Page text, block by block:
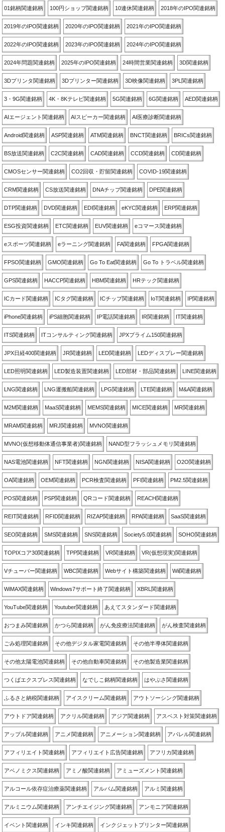
01銘柄関連銘柄 100円ショップ関連銘柄 10連休関連銘柄 2018年のIPO関連銘柄
2019年のIPO関連銘柄 2020年のIPO関連銘柄 2021年のIPO関連銘柄
2022年のIPO関連銘柄 2023年のIPO関連銘柄 2024年のIPO関連銘柄
2024年問題関連銘柄 2025年のIPO関連銘柄 24時間営業関連銘柄 3D関連銘柄
3Dプリンタ関連銘柄 3Dプリンター関連銘柄 3D映像関連銘柄 3PL関連銘柄
3・9G関連銘柄 4K・8Kテレビ関連銘柄 5G関連銘柄 6G関連銘柄 AED関連銘柄
AIエージェント関連銘柄 AIスピーカー関連銘柄 AI医療診断関連銘柄
Android関連銘柄 ASP関連銘柄 ATM関連銘柄 BNCT関連銘柄 BRICs関連銘柄
BS放送関連銘柄 C2C関連銘柄 CAD関連銘柄 CCD関連銘柄 CD関連銘柄
CMOSセンサー関連銘柄 CO2回収・貯留関連銘柄 COVID-19関連銘柄
CRM関連銘柄 CS放送関連銘柄 DNAチップ関連銘柄 DPE関連銘柄
DTP関連銘柄 DVD関連銘柄 EDI関連銘柄 eKYC関連銘柄 ERP関連銘柄
ESG投資関連銘柄 ETC関連銘柄 EUV関連銘柄 eコマース関連銘柄
eスポーツ関連銘柄 eラーニング関連銘柄 FA関連銘柄 FPGA関連銘柄
FPSO関連銘柄 GMO関連銘柄 Go To Eat関連銘柄 Go To トラベル関連銘柄
GPS関連銘柄 HACCP関連銘柄 HBM関連銘柄 HRテック関連銘柄
ICカード関連銘柄 ICタグ関連銘柄 ICチップ関連銘柄 IoT関連銘柄 IP関連銘柄
iPhone関連銘柄 iPS細胞関連銘柄 IP電話関連銘柄 IR関連銘柄 IT関連銘柄
ITS関連銘柄 ITコンサルティング関連銘柄 JPXプライム150関連銘柄
JPX日経400関連銘柄 JR関連銘柄 LED関連銘柄 LEDディスプレー関連銘柄
LED照明関連銘柄 LED製造装置関連銘柄 LED部材・部品関連銘柄 LINE関連銘柄
LNG関連銘柄 LNG運搬船関連銘柄 LPG関連銘柄 LTE関連銘柄 M&A関連銘柄
M2M関連銘柄 MaaS関連銘柄 MEMS関連銘柄 MICE関連銘柄 MR関連銘柄
MRAM関連銘柄 MRJ関連銘柄 MVNO関連銘柄
MVNO(仮想移動体通信事業者)関連銘柄 NAND型フラッシュメモリ関連銘柄
NAS電池関連銘柄 NFT関連銘柄 NGN関連銘柄 NISA関連銘柄 O2O関連銘柄
OA関連銘柄 OEM関連銘柄 PCR検査関連銘柄 PFI関連銘柄 PM2.5関連銘柄
POS関連銘柄 PSP関連銘柄 QRコード関連銘柄 REACH関連銘柄
REIT関連銘柄 RFID関連銘柄 RIZAP関連銘柄 RPA関連銘柄 SaaS関連銘柄
SEO関連銘柄 SMS関連銘柄 SNS関連銘柄 Society5.0関連銘柄 SOHO関連銘柄
TOPIXコア30関連銘柄 TPP関連銘柄 VR関連銘柄 VR(仮想現実)関連銘柄
Vチューバー関連銘柄 WBC関連銘柄 Webサイト構築関連銘柄 Wii関連銘柄
WiMAX関連銘柄 Windows7サポート終了関連銘柄 XBRL関連銘柄
YouTube関連銘柄 Youtuber関連銘柄 あえてスタンダード関連銘柄
おつまみ関連銘柄 かつら関連銘柄 がん免疫療法関連銘柄 がん検査関連銘柄
ごみ処理関連銘柄 その他デジタル家電関連銘柄 その他半導体関連銘柄
その他太陽電池関連銘柄 その他自動車関連銘柄 その他製造業関連銘柄
つくばエクスプレス関連銘柄 なでしこ銘柄関連銘柄 はやぶさ関連銘柄
ふるさと納税関連銘柄 アイスクリーム関連銘柄 アウトソーシング関連銘柄
アウトドア関連銘柄 アクリル関連銘柄 アジア関連銘柄 アスベスト対策関連銘柄
アップル関連銘柄 アニメ関連銘柄 アニメーション関連銘柄 アパレル関連銘柄
アフィリエイト関連銘柄 アフィリエイト広告関連銘柄 アフリカ関連銘柄
アベノミクス関連銘柄 アミノ酸関連銘柄 アミューズメント関連銘柄
アルコール依存症治療薬関連銘柄 アルバム関連銘柄 アルミ関連銘柄
アルミニウム関連銘柄 アンチエイジング関連銘柄 アンモニア関連銘柄
イベント関連銘柄 インキ関連銘柄 インクジェットプリンター関連銘柄